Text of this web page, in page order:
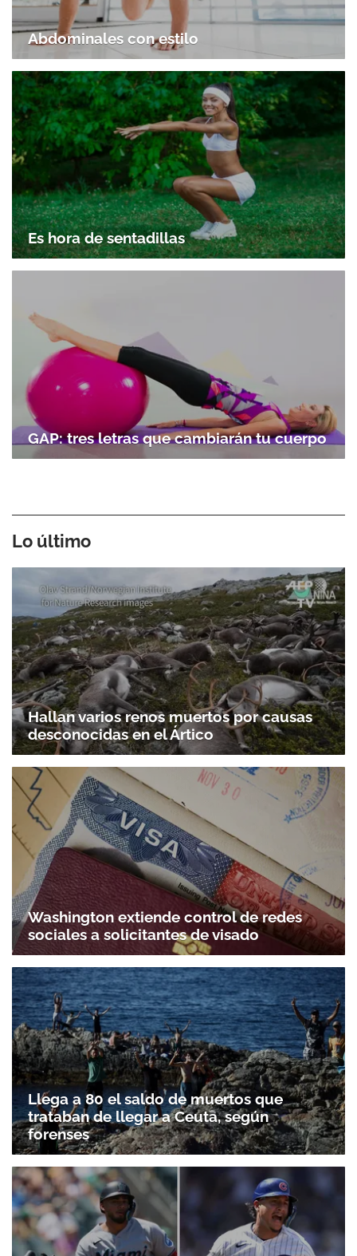
Abdominales con estilo
Es hora de sentadillas
GAP: tres letras que cambiarán tu cuerpo
Lo último
Hallan varios renos muertos por causas
desconocidas en el Ártico
Washington extiende control de redes
sociales a solicitantes de visado
Llega a 80 el saldo de muertos que
trataban de llegar a Ceuta, según
forenses